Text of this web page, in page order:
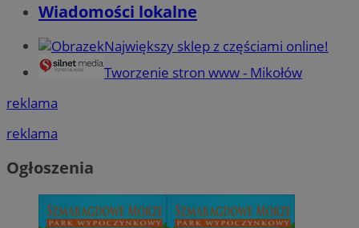
Wiadomości lokalne
Największy sklep z częściami online!
Tworzenie stron www - Mikołów
reklama
reklama
Ogłoszenia